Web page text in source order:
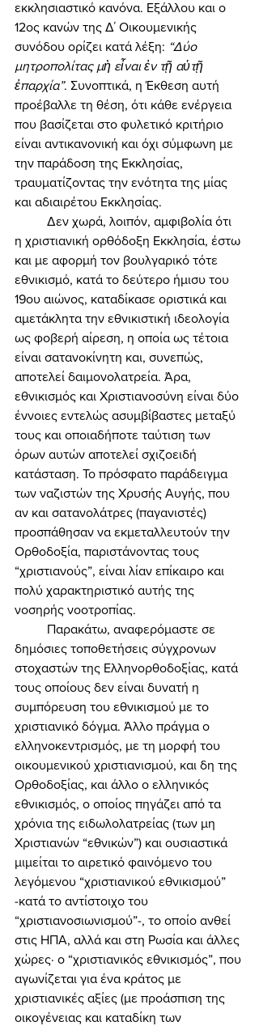
εκκλησιαστικό κανόνα. Εξάλλου και ο
12ος κανών της Δ΄ Οικουμενικής
συνόδου ορίζει κατά λέξη: “Δύο
μητροπολίτας μὴ εἶναι ἐν τῇ αὐτῇ
ἐπαρχία”. Συνοπτικά, η Έκθεση αυτή
προέβαλλε τη θέση, ότι κάθε ενέργεια
που βασίζεται στο φυλετικό κριτήριο
είναι αντικανονική και όχι σύμφωνη με
την παράδοση της Εκκλησίας,
τραυματίζοντας την ενότητα της μίας
και αδιαιρέτου Εκκλησίας.
η χριστιανική ορθόδοξη Εκκλησία, έστω
και με αφορμή τον βουλγαρικό τότε
εθνικισμό, κατά το δεύτερο ήμισυ του
19ου αιώνος, καταδίκασε οριστικά και
αμετάκλητα την εθνικιστική ιδεολογία
ως φοβερή αίρεση, η οποία ως τέτοια
είναι σατανοκίνητη και, συνεπώς,
αποτελεί δαιμονολατρεία. Άρα,
εθνικισμός και Χριστιανοσύνη είναι δύο
έννοιες εντελώς ασυμβίβαστες μεταξύ
τους και οποιαδήποτε ταύτιση των
όρων αυτών αποτελεί σχιζοειδή
κατάσταση. Το πρόσφατο παράδειγμα
των ναζιστών της Χρυσής Αυγής, που
αν και σατανολάτρες (παγανιστές)
προσπάθησαν να εκμεταλλευτούν την
Ορθοδοξία, παριστάνοντας τους
“χριστιανούς”, είναι λίαν επίκαιρο και
πολύ χαρακτηριστικό αυτής της
νοσηρής νοοτροπίας.
δημόσιες τοποθετήσεις σύγχρονων
στοχαστών της Ελληνορθοδοξίας, κατά
τους οποίους δεν είναι δυνατή η
συμπόρευση του εθνικισμού με το
χριστιανικό δόγμα. Άλλο πράγμα ο
ελληνοκεντρισμός, με τη μορφή του
οικουμενικού χριστιανισμού, και δη της
Ορθοδοξίας, και άλλο ο ελληνικός
εθνικισμός, ο οποίος πηγάζει από τα
χρόνια της ειδωλολατρείας (των μη
Χριστιανών “εθνικών”) και ουσιαστικά
μιμείται το αιρετικό φαινόμενο του
λεγόμενου “χριστιανικού εθνικισμού”
-κατά το αντίστοιχο του
“χριστιανοσιωνισμού”-, το οποίο ανθεί
στις ΗΠΑ, αλλά και στη Ρωσία και άλλες
χώρες· ο “χριστιανικός εθνικισμός”, που
αγωνίζεται για ένα κράτος με
χριστιανικές αξίες (με προάσπιση της
οικογένειας και καταδίκη των